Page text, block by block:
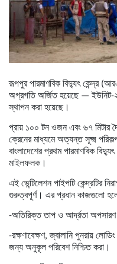
রূপপুর পারমাণবিক বিদ্যুৎ কেন্দ্র
অগ্রগতি অর্জিত হয়েছে — ইউনিট-
স্থাপন করা হয়েছে।
প্রায় ১০০ টন ওজন এবং ৬৭ মিটার
ক্রেনের মাধ্যমে অত্যন্ত সূক্ষ্ম
বাংলাদেশের প্রথম পারমাণবিক
মাইলফলক।
এই ভেন্টিলেশন পাইপটি কেন্দ্রটির
গুরুত্বপূর্ণ। এর প্রধান কাজগুলো
-অতিরিক্ত তাপ ও আর্দ্রতা অপসারণ
-রক্ষণাবেক্ষণ, জ্বালানি পুনরায় লোডিং
জন্য অনুকূল পরিবেশ নিশ্চিত করা।